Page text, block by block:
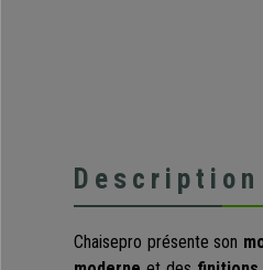
Description
Chaisepro présente son